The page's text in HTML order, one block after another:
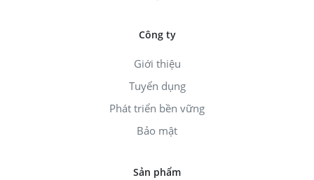
Công ty
Giới thiệu
Tuyển dụng
Phát triển bền vững
Bảo mật
Sản phẩm